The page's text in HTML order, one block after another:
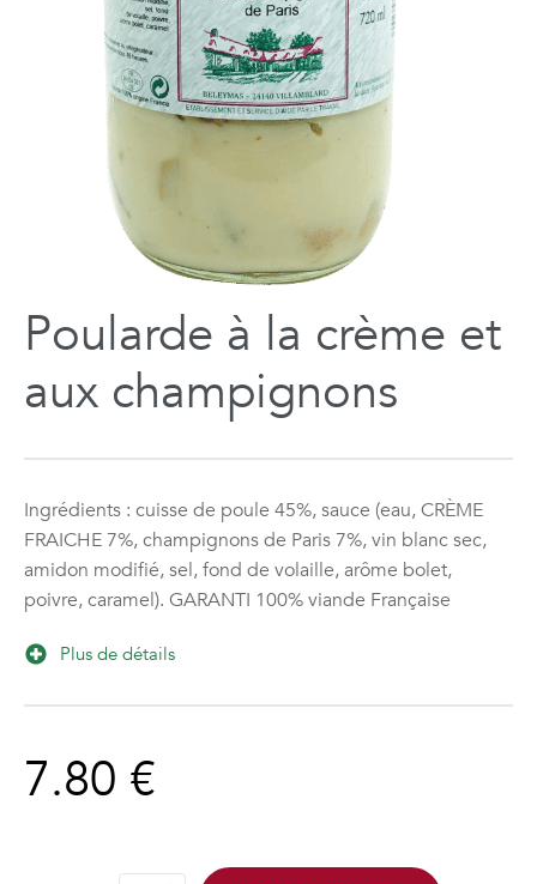
Poularde à la crème et
aux champignons
Ingrédients : cuisse de poule 45%, sauce (eau, CRÈME
FRAICHE 7%, champignons de Paris 7%, vin blanc sec,
amidon modifié, sel, fond de volaille, arôme bolet,
poivre, caramel). GARANTI 100% viande Française
Plus de détails
7.80 €